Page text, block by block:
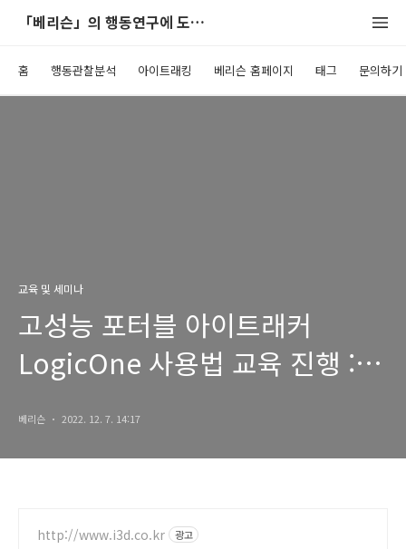
「베리슨」의 행동연구에 도움이 되는 블로그
홈 행동관찰분석 아이트래킹 베리슨 홈페이지 태그 문의하기
교육 및 세미나
고성능 포터블 아이트래커
LogicOne 사용법 교육 진행 :
베리슨 2022. 12. 7. 14:17
http://www.i3d.co.kr 광고